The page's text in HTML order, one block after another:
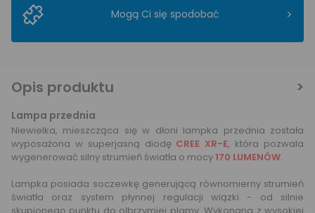
Mogą Ci się spodobać >
Opis produktu
Lampa przednia
Niewielka, mieszcząca się w dłoni lampka przednia została
wyposażona w superjasną diodę CREE XR-E, która pozwala
wygenerować silny strumień światła o mocy170 LUMENÓW.
Lampka posiada soczewkę generującą równomierny strumień
światła oraz system płynnej regulacji wiązki - od silnie
skupionego punktu do olbrzymiej plamy. Wykonana z wysokiej